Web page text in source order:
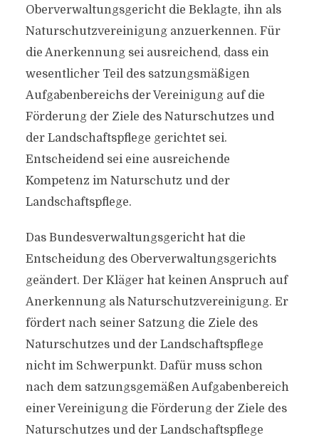
Oberverwaltungsgericht die Beklagte, ihn als
Naturschutzvereinigung anzuerkennen. Für
die Anerkennung sei ausreichend, dass ein
wesentlicher Teil des satzungsmäßigen
Aufgabenbereichs der Vereinigung auf die
Förderung der Ziele des Naturschutzes und
der Landschaftspflege gerichtet sei.
Entscheidend sei eine ausreichende
Kompetenz im Naturschutz und der
Landschaftspflege.
Das Bundesverwaltungsgericht hat die
Entscheidung des Oberverwaltungsgerichts
geändert. Der Kläger hat keinen Anspruch auf
Anerkennung als Naturschutzvereinigung. Er
fördert nach seiner Satzung die Ziele des
Naturschutzes und der Landschaftspflege
nicht im Schwerpunkt. Dafür muss schon
nach dem satzungsgemäßen Aufgabenbereich
einer Vereinigung die Förderung der Ziele des
Naturschutzes und der Landschaftspflege